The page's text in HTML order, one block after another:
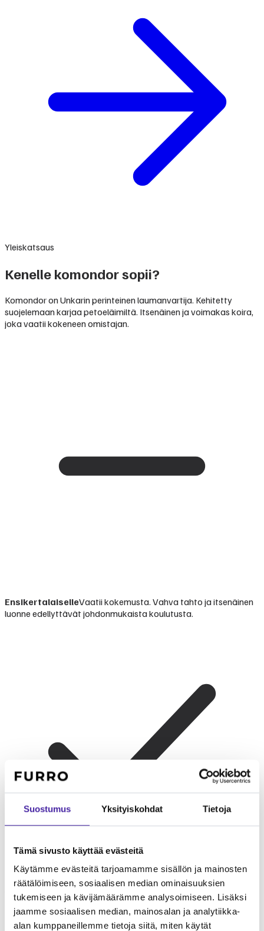
Suostumus Yksityiskohdat Tietoja
Tämä sivusto käyttää evästeitä
Käytämme evästeitä tarjoamamme sisällön ja mainosten
räätälöimiseen, sosiaalisen median ominaisuuksien
tukemiseen ja kävijämäärämme analysoimiseen. Lisäksi
jaamme sosiaalisen median, mainosalan ja analytiikka-
alan kumppaneillemme tietoja siitä, miten käytät
Yleiskatsaus
Kenelle komondor sopii?
Komondor on Unkarin perinteinen laumanvartija. Kehitetty
suojelemaan karjaa petoeläimiltä. Itsenäinen ja voimakas koira,
joka vaatii kokeneen omistajan.
EnsikertalaiselleVaatii kokemusta. Vahva tahto ja itsenäinen
luonne edellyttävät johdonmukaista koulutusta.
LapsiperheelleSuojeleva ja lempeä perhettään kohtaan.
Varovainen vieraiden lasten kanssa.